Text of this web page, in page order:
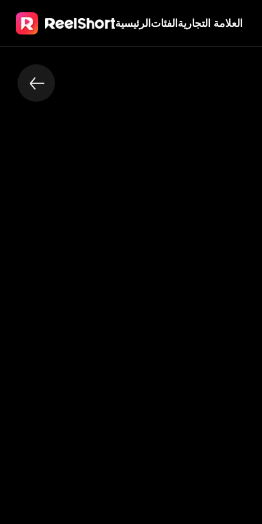
الرئيسيةالفئاتالعلامة التجارية